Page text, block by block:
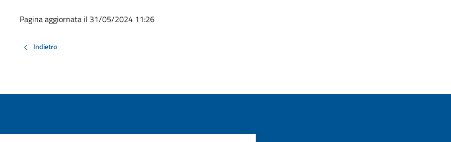
Pagina aggiornata il 31/05/2024 11:26
Indietro